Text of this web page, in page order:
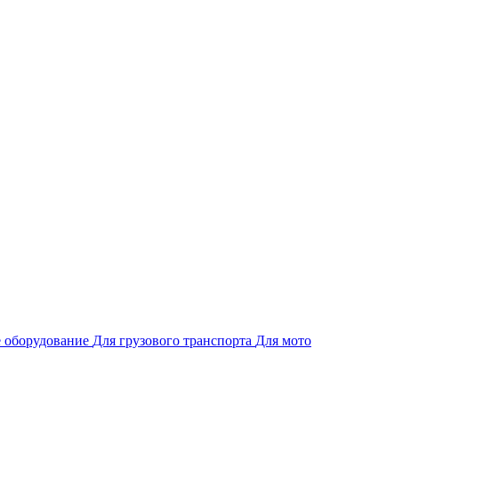
Для грузового транспорта Для мото